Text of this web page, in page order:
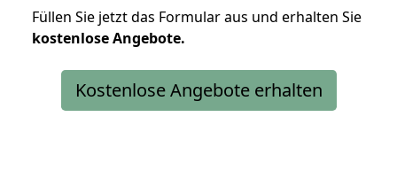
Füllen Sie jetzt das Formular aus und erhalten Sie
kostenloseAngebote.
Kostenlose Angebote erhalten